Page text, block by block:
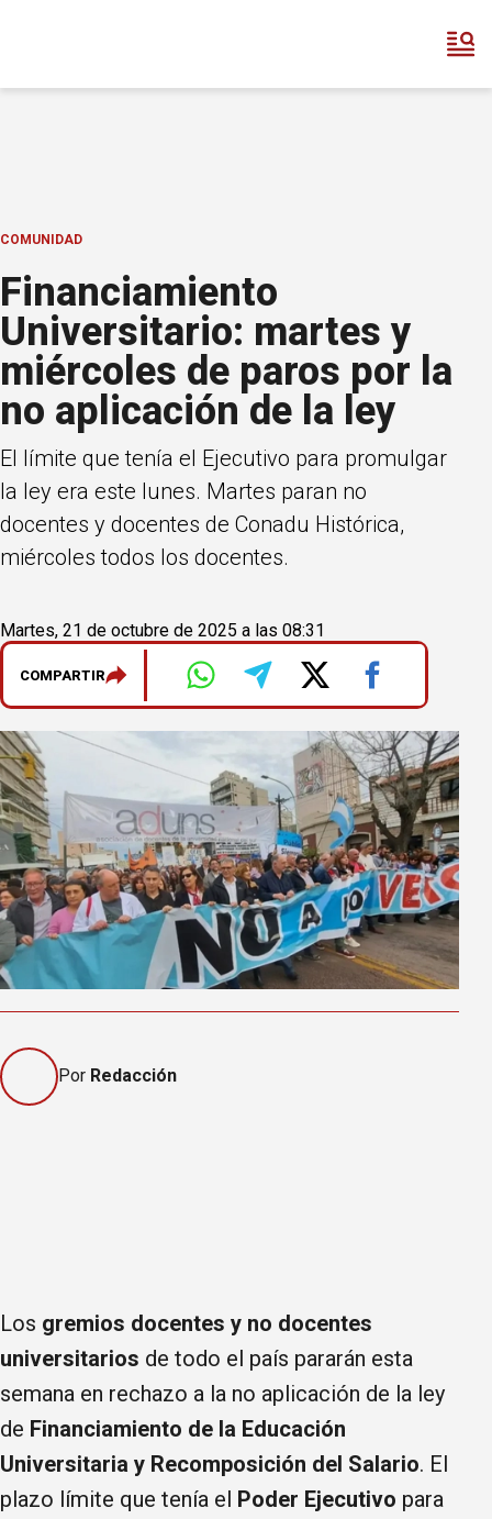
COMUNIDAD
Financiamiento
Universitario: martes y
miércoles de paros por la
no aplicación de la ley
El límite que tenía el Ejecutivo para promulgar
la ley era este lunes. Martes paran no
docentes y docentes de Conadu Histórica,
miércoles todos los docentes.
Martes, 21 de octubre de 2025 a las 08:31
COMPARTIR
Por Redacción
Los gremios docentes y no docentes
universitarios de todo el país pararán esta
semana en rechazo a la no aplicación de la ley
de Financiamiento de la Educación
Universitaria y Recomposición del Salario. El
plazo límite que tenía el Poder Ejecutivo para